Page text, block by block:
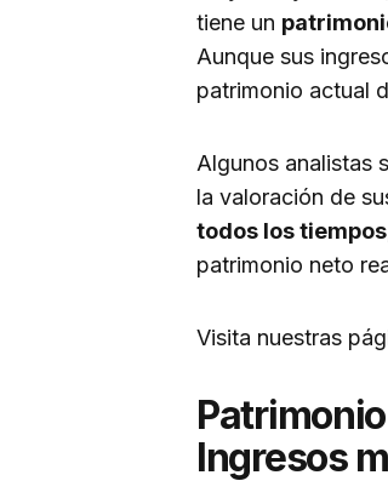
tiene un
Aunque sus
patrimonio actual
Algunos analistas
la valoración de
todos los tiempos
patrimonio neto
Visita nuestras
Ingresos